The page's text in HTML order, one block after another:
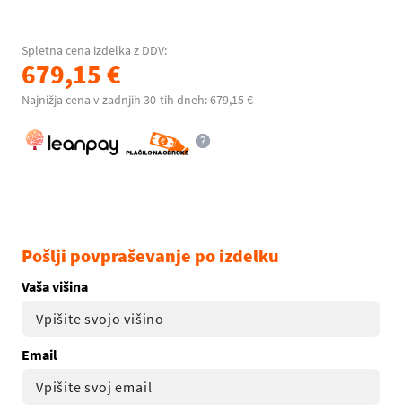
Spletna cena izdelka z DDV:
679,15 €
Najnižja cena v zadnjih 30-tih dneh: 679,15 €
Pošlji povpraševanje po izdelku
Vaša višina
Email